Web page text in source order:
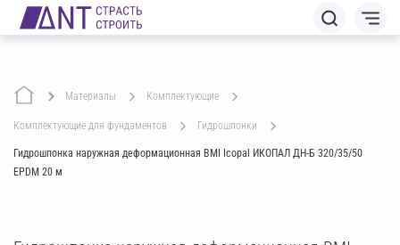
Материалы комплектующие
комплектующие для фундаментов гидрошпонки
Гидрошпонка наружная деформационная BMI Icopal ИКОПАЛ ДН-Б 320/35/50
EPDM 20 м